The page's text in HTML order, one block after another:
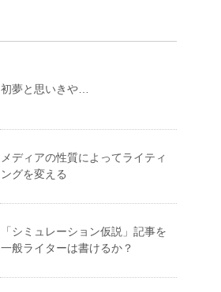
初夢と思いきや…
メディアの性質によってライティ
ングを変える
「シミュレーション仮説」記事を
一般ライターは書けるか？